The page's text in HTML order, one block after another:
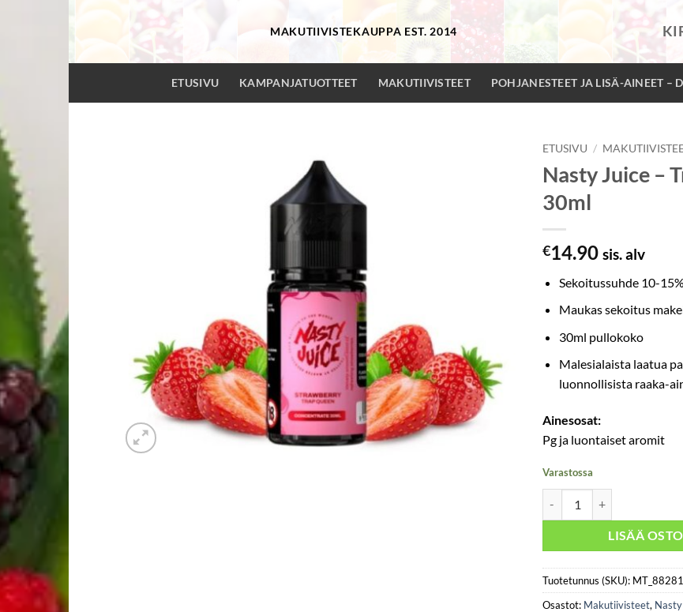
MAKUTIIVISTEKAUPPA EST. 2014
ETUSIVU KAMPANJATUOTTEET MAKUTIIVISTEET POHJANESTEET JA LISÄ-AINEET –
ETUSIVU /
Nasty Juice –
30ml
€14.90 sis. alv
Sekoitussuhde 10-15%
Maukas sekoitus
30ml pullokoko
Malesialaista laatua
luonnollisista raaka-
Ainesosat:
Pg ja luontaiset aromit
Varastossa
LISÄÄ
Tuotetunnus (SKU): MT_88281
Osastot: Makutiivisteet,